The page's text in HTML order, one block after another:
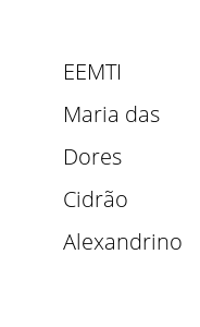
EEMTI
Maria das
Dores
Cidrão
Alexandrino